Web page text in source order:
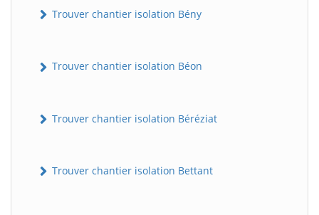
Trouver chantier isolation Bény
Trouver chantier isolation Béon
Trouver chantier isolation Béréziat
Trouver chantier isolation Bettant